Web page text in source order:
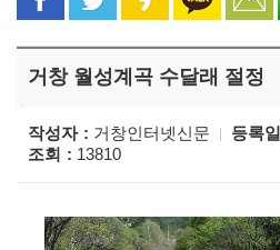
거창 월성계곡 수달래 절정
작성자 거창인터넷신문 등록일
조회
13810